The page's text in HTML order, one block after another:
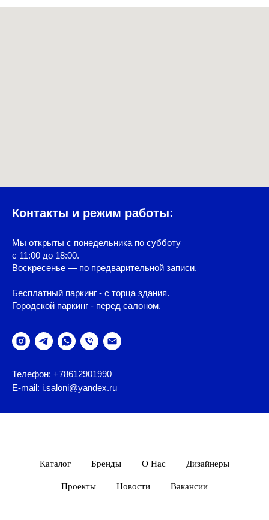
Контакты и режим работы:
Мы открыты с понедельника по субботу
с 11:00 до 18:00.
Воскресенье — по предварительной записи.
Бесплатный паркинг - с торца здания.
Городской паркинг - перед салоном.
Телефон: +78612901990
E-mail: i.saloni@yandex.ru
Каталог Бренды О Нас Дизайнеры
Проекты Новости Вакансии